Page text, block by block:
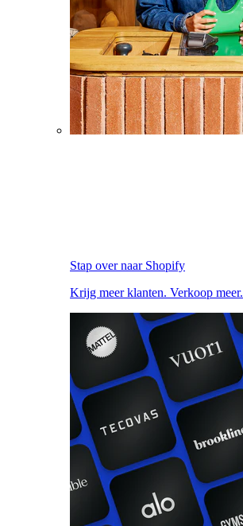
Stap over naar Shopify
Krijg meer klanten. Verkoop meer.